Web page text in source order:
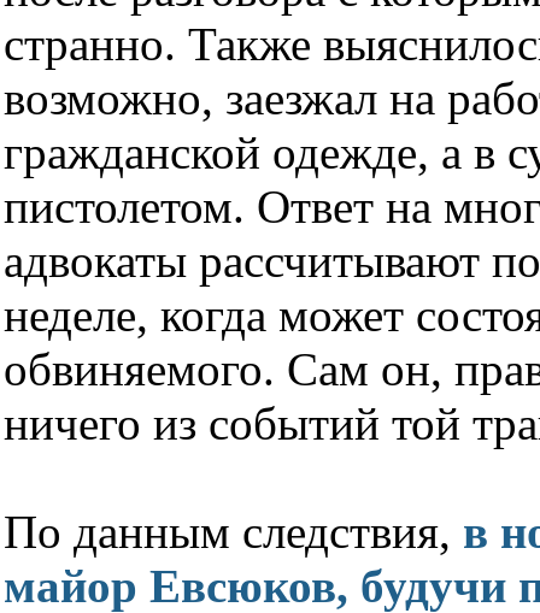
странно. Также
возможно, заезжал на
гражданской одежде, а в
пистолетом. Ответ на
адвокаты рассчитывают
неделе, когда может
обвиняемого. Сам он,
ничего из событий той
По данным следствия, в
майор Евсюков, будучи